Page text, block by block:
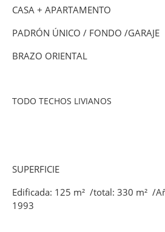
CASA + APARTAMENTO
PADRÓN ÚNICO / FONDO /GARAJE
BRAZO ORIENTAL
TODO TECHOS LIVIANOS
SUPERFICIE
Edificada: 125 m² /total: 330 m² /
1993